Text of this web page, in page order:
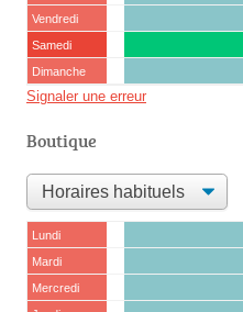
Vendredi
Samedi
Dimanche
Signaler une erreur
Boutique
Lundi
Mardi
Mercredi